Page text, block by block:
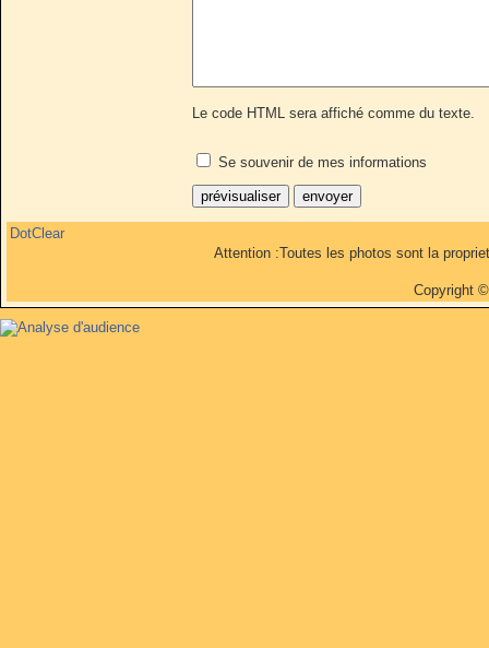
Le code HTML sera affiché comme du texte.
Se souvenir de mes informations
DotClear
Attention :Toutes les photos sont la
Copyright